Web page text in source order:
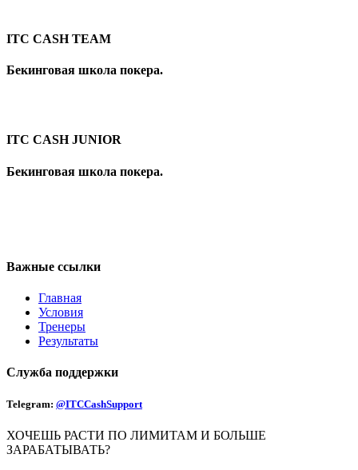
ITC CASH TEAM
Бекинговая школа покера.
ITC CASH JUNIOR
Бекинговая школа покера.
Важные ссылки
Главная
Условия
Тренеры
Результаты
Служба поддержки
Telegram: @ITCCashSupport
ХОЧЕШЬ РАСТИ ПО ЛИМИТАМ И БОЛЬШЕ
ЗАРАБАТЫВАТЬ?